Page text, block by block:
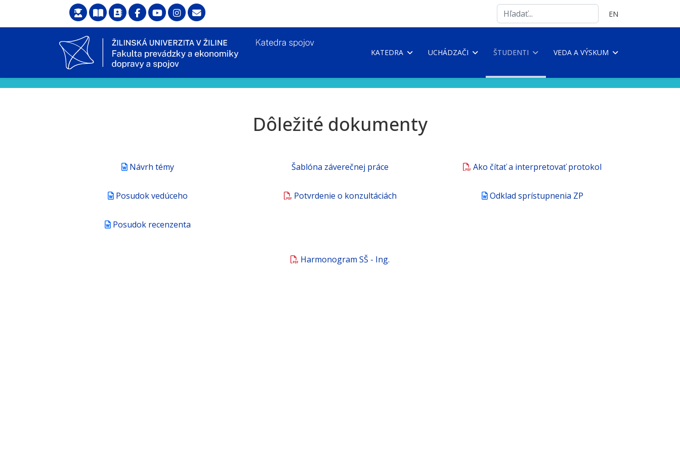
Search
...
Vyberte váš jazyk
EN
KATEDRA UCHÁDZAČI ŠTUDENTI VEDA A VÝSKUM
Dôležité dokumenty
Návrh témy Šablóna záverečnej práce Ako čítať a interpretovať protokol
Posudok vedúceho Potvrdenie o konzultáciách Odklad sprístupnenia ZP
Posudok recenzenta
Harmonogram SŠ - Ing.